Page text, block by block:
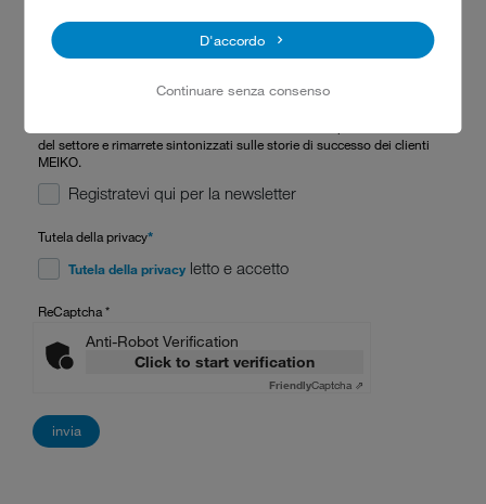
D'accordo
Continuare senza consenso
del settore e rimarrete sintonizzati sulle storie di successo dei clienti
MEIKO.
Registratevi qui per la newsletter
Tutela della privacy*
Tutela della privacy letto e accetto
ReCaptcha*
Anti-Robot Verification
Click to start verification
FriendlyCaptcha ⇗